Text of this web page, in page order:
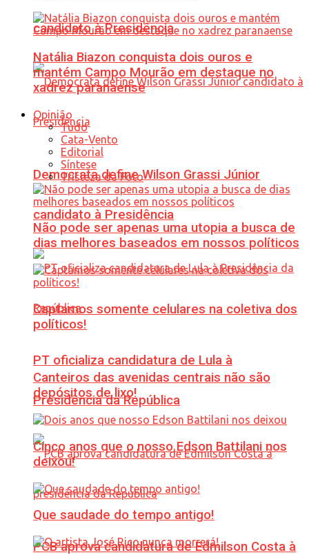
candidato à Presidência
Democrata define Wilson Grassi Júnior
candidato à Presidência
PT oficializa candidatura de Lula à
Presidência da República
PCB aprova candidatura de Edmilson Costa à
Natália Biazon conquista dois ouros e
mantém Campo Mourão em destaque no
xadrez paranaense
Opinião
Tudo
Cata-Vento
Editorial
Síntese
Tristeza da Foto
Não pode ser apenas uma utopia a busca de
dias melhores baseados em nossos políticos
Captamos somente celulares na coletiva dos
políticos!
Canteiros das avenidas centrais não são
depósitos de lixo!
Cinco anos que o nosso Edson Battilani nos
deixou!
Que saudade do tempo antigo!